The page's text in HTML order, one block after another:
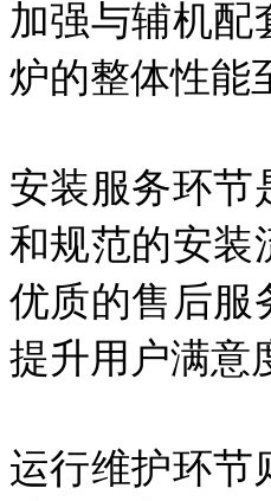
加强与辅机配
炉的整体性能
安装服务环节
和规范的安装
优质的售后服
提升用户满意
运行维护环节